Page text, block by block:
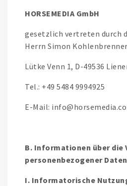
HORSEMEDIA GmbH
gesetzlich vertreten durch
Herrn Simon Kohlenbrenner
Lütke Venn 1, D-49536
Tel.: +49 5484 9994925
E-Mail:
B. Informationen über die
personenbezogener Daten
I. Informatorische